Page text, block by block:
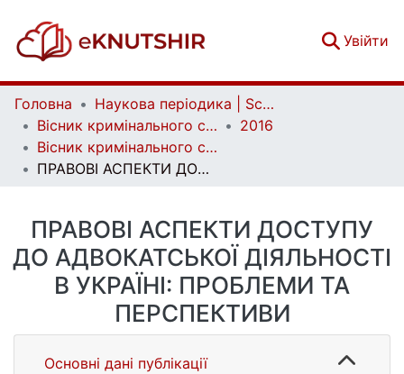
Увійти
Головна
Наукова періодика | Scientific periodicals
Вісник кримінального судочинства | Herald of criminal justice
2016
Вісник кримінального судочинства. № 2
ПРАВОВІ АСПЕКТИ ДОСТУПУ ДО АДВОКАТСЬКОЇ ДІЯЛЬНОСТІ В УКРАЇНІ: ПРОБЛЕМИ ТА ПЕРСПЕКТИВИ
ПРАВОВІ АСПЕКТИ ДОСТУПУ
ДО АДВОКАТСЬКОЇ ДІЯЛЬНОСТІ
В УКРАЇНІ: ПРОБЛЕМИ ТА
ПЕРСПЕКТИВИ
Основні дані публікації